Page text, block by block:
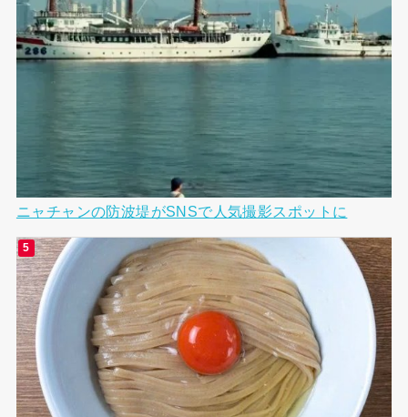
ニャチャンの防波堤がSNSで人気撮影スポットに